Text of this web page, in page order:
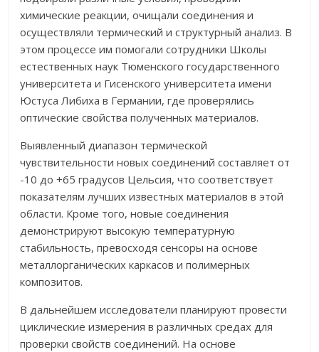
химические реакции, очищали соединения и
осуществляли термический и структурный анализ. В
этом процессе им помогали сотрудники Школы
естественных наук Тюменского государственного
университета и Гисенского университета имени
Юстуса Либиха в Германии, где проверялись
оптические свойства полученных материалов.
Выявленный диапазон термической
чувствительности новых соединений составляет от
-10 до +65 градусов Цельсия, что соответствует
показателям лучших известных материалов в этой
области. Кроме того, новые соединения
демонстрируют высокую температурную
стабильность, превосходя сенсоры на основе
металлорганических каркасов и полимерных
композитов.
В дальнейшем исследователи планируют провести
циклические измерения в различных средах для
проверки свойств соединений. На основе